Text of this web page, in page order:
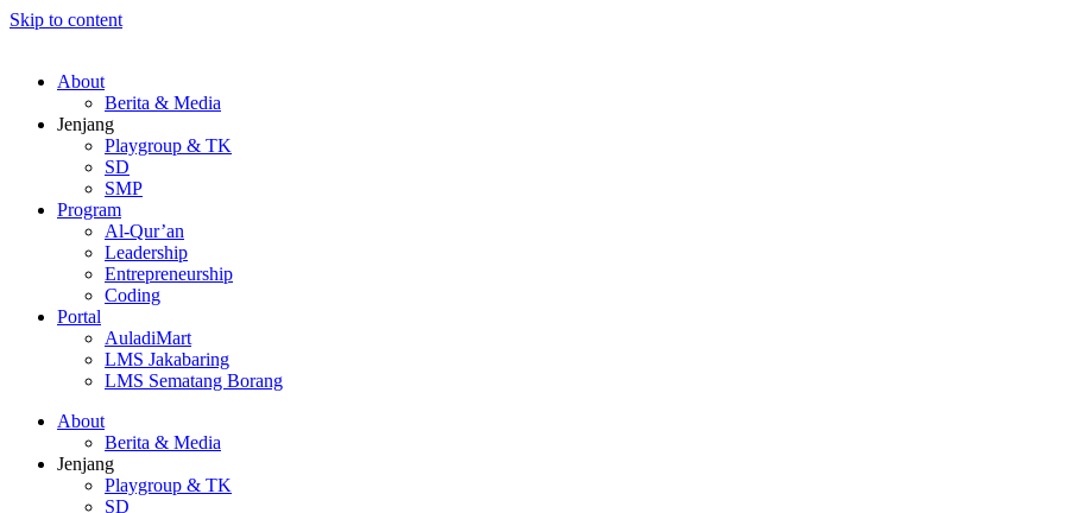
Skip to content
About
Berita & Media
Jenjang
Playgroup & TK
SD
SMP
Program
Al-Qur’an
Leadership
Entrepreneurship
Coding
Portal
AuladiMart
LMS Jakabaring
LMS Sematang Borang
About
Berita & Media
Jenjang
Playgroup & TK
SD